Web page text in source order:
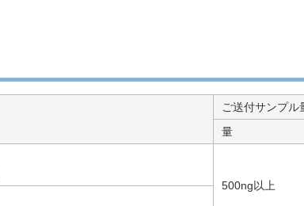
ご送付サンプル
量
500ng以上